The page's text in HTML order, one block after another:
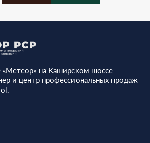
на Каширском шоссе -
и центр профессиональных продаж